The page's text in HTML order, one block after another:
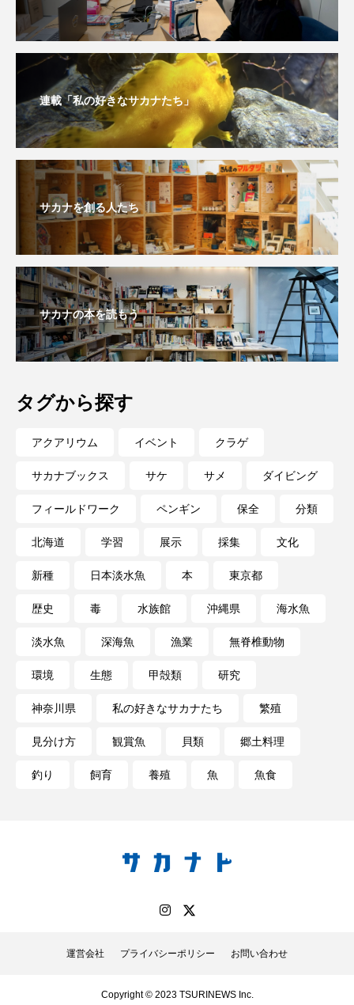
桂浜水族館 梅雨 棘皮動物
横浜開運水族館 正月 歴史
死滅回遊魚 水 水族館 水族館人
水槽 水生昆虫 水生生物 汽水域
河川 沼津港深海水族館 法律 海
海きらら 海水魚 海洋 海洋環境
海獣 海綿動物 海藻 海遊館
海鳥 液浸標本 淀川 淡水魚
深海 深海生物 深海魚
渋川マリン水族館 渓流 湖 湿地
漁業 漁港
琵琶湖博物館 環境 環境保全
生きた化石 生態系 生物多様性
産卵 田んぼ 甲殻類 発酵食品
絶滅種 繁殖 美ら海水族館
美容 群馬県 耳石 脊索動物
自然 自然保護 自由研究
見分け方 観察
連載「私の好きなサカナたち」
サカナを創る人たち
サカナの本を読もう
タグから探す
アクアリウム イベント クラゲ
サカナブックス サケ サメ ダイビング
フィールドワーク ペンギン 保全 分類
北海道 学習 展示 採集 文化
新種 日本淡水魚 本 東京都
歴史 毒 水族館 沖縄県 海水魚
淡水魚 深海魚 漁業 無脊椎動物
環境 生態 甲殻類 研究
神奈川県 私の好きなサカナたち 繁殖
見分け方 観賞魚 貝類 郷土料理
釣り 飼育 養殖 魚 魚食
運営会社 プライバシーポリシー お問い合わせ
Copyright © 2023 TSURINEWS Inc.